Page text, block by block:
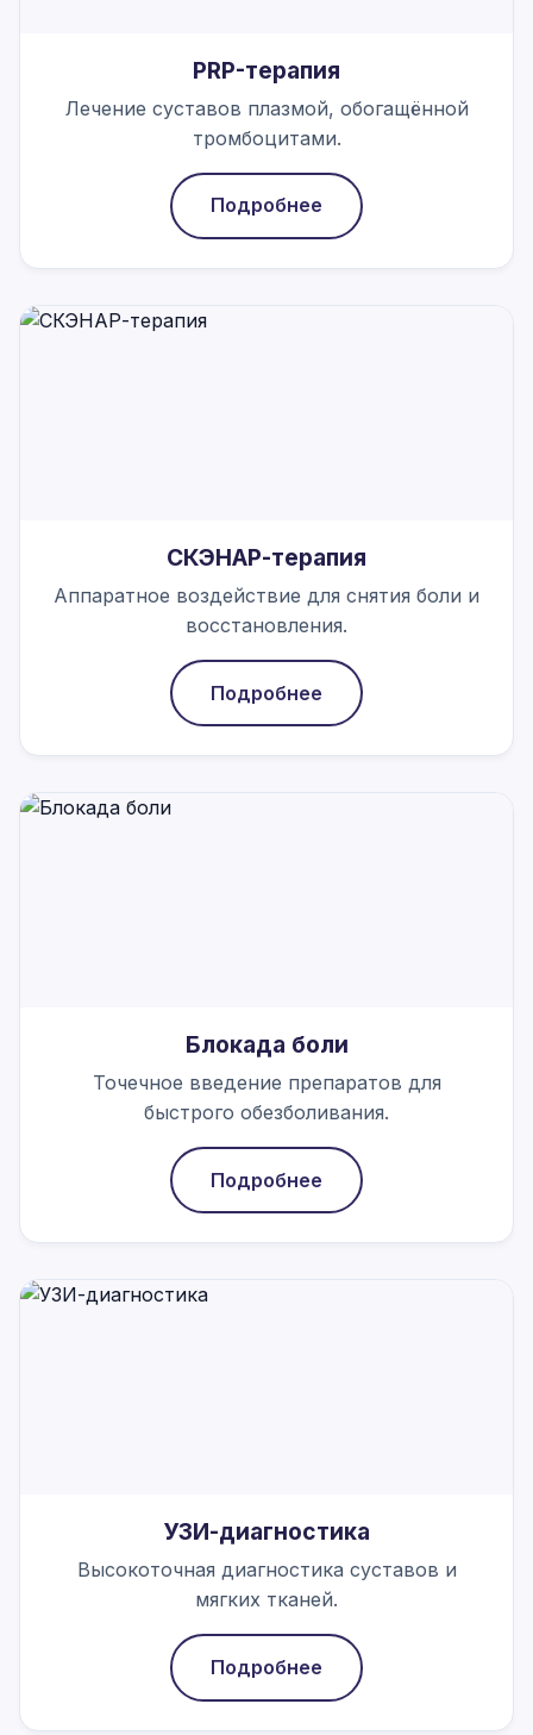
PRP-терапия
Лечение суставов плазмой, обогащённой
тромбоцитами.
Подробнее
СКЭНАР-терапия
Аппаратное воздействие для снятия боли и
восстановления.
Подробнее
Блокада боли
Точечное введение препаратов для
быстрого обезболивания.
Подробнее
УЗИ-диагностика
Высокоточная диагностика суставов и
мягких тканей.
Подробнее